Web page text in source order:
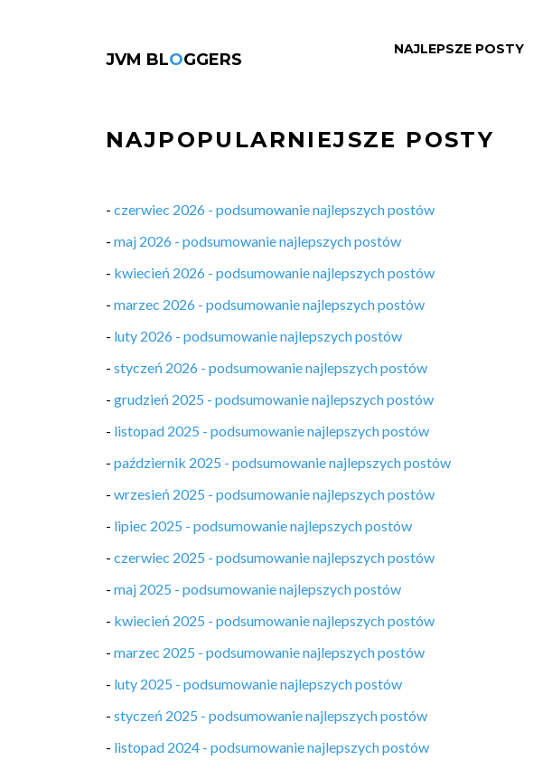
JVM BLOGGERS
NAJLEPSZE POSTY
NAJPOPULARNIEJSZE POSTY
- czerwiec 2026 - podsumowanie najlepszych postów
- maj 2026 - podsumowanie najlepszych postów
- kwiecień 2026 - podsumowanie najlepszych postów
- marzec 2026 - podsumowanie najlepszych postów
- luty 2026 - podsumowanie najlepszych postów
- styczeń 2026 - podsumowanie najlepszych postów
- grudzień 2025 - podsumowanie najlepszych postów
- listopad 2025 - podsumowanie najlepszych postów
- październik 2025 - podsumowanie najlepszych postów
- wrzesień 2025 - podsumowanie najlepszych postów
- lipiec 2025 - podsumowanie najlepszych postów
- czerwiec 2025 - podsumowanie najlepszych postów
- maj 2025 - podsumowanie najlepszych postów
- kwiecień 2025 - podsumowanie najlepszych postów
- marzec 2025 - podsumowanie najlepszych postów
- luty 2025 - podsumowanie najlepszych postów
- styczeń 2025 - podsumowanie najlepszych postów
- listopad 2024 - podsumowanie najlepszych postów